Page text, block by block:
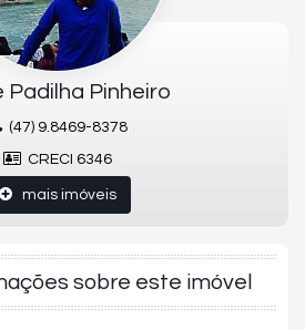
quente
Padilha Pinheiro
(47) 9.8469-8378
CRECI 6346
mais imóveis
sobre este imóvel